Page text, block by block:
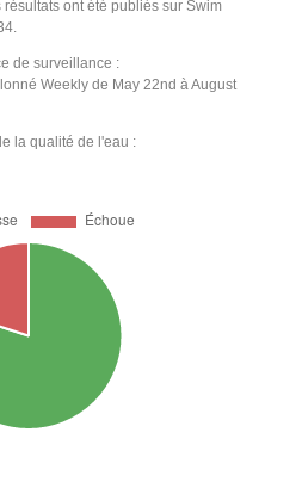
ont été publiés sur Swim
de surveillance :
Weekly de May 22nd à August
la qualité de l'eau :